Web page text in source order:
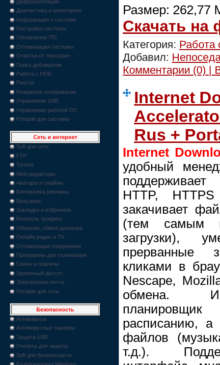
Дефрагментация
Диагностика и мониторинг
Информация о системе
Настройка системы
Обновление ПО
Оптимизация системы
Очистка от «мусора»
Поиск дубликатов
Работа с HDD
Реестр
Резервное копирование
Управление USB
Управление работой ОС
Portable для системы
Сеть и интернет
Soft для сети
FTP
Torrent
Web-редакторы
Аватары и смайлы
Блокировка рекламы
Браузеры
Закладки и избранное
Контроль трафика
Общение, обмен данными
Онлайн радио и TV
Оптимизация соединения
Программы для скачивания
Скины и плагины
Удаленный доступ
Электронная почта
Portable для сети
Безопасность
Антивирусы
Антивирусные сканеры
Защита USB
Утилиты для защиты
Soft для безопасности
Размер: 262,77
Скачать на
Категория: Работа
Добавил:
Комментарии (0) |
Internet
Rus +
Internet
удобный
HTTP,
закачивает
(тем самым
загрузки),
прерванные
кликами в
Nescape,
обмена.
расписанию, а
файлов
т.д.).